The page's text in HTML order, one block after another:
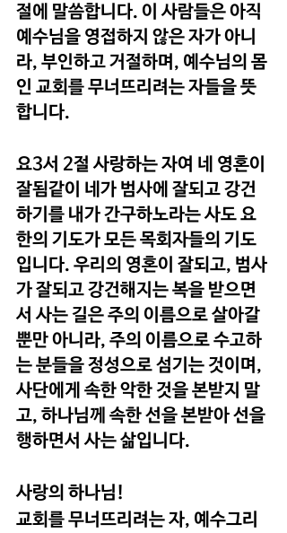
절에 말씀합니다. 이 사람들은 아직
예수님을 영접하지 않은 자가 아니
라, 부인하고 거절하며, 예수님의 몸
인 교회를 무너뜨리려는 자들을 뜻
합니다.
요3서 2절 사랑하는 자여 네 영혼이
잘됨같이 네가 범사에 잘되고 강건
하기를 내가 간구하노라는 사도 요
한의 기도가 모든 목회자들의 기도
입니다. 우리의 영혼이 잘되고, 범사
가 잘되고 강건해지는 복을 받으면
서 사는 길은 주의 이름으로 살아갈
뿐만 아니라, 주의 이름으로 수고하
는 분들을 정성으로 섬기는 것이며,
사단에게 속한 악한 것을 본받지 말
고, 하나님께 속한 선을 본받아 선을
행하면서 사는 삶입니다.
사랑의 하나님!
교회를 무너뜨리려는 자, 예수그리